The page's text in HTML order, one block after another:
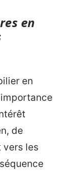
en
en
de
vers les